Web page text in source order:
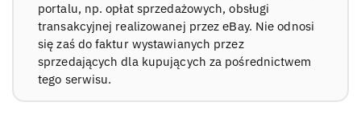
portalu, np. opłat sprzedażowych, obsługi
transakcyjnej realizowanej przez eBay. Nie odnosi
się zaś do faktur wystawianych przez
sprzedających dla kupujących za pośrednictwem
tego serwisu.